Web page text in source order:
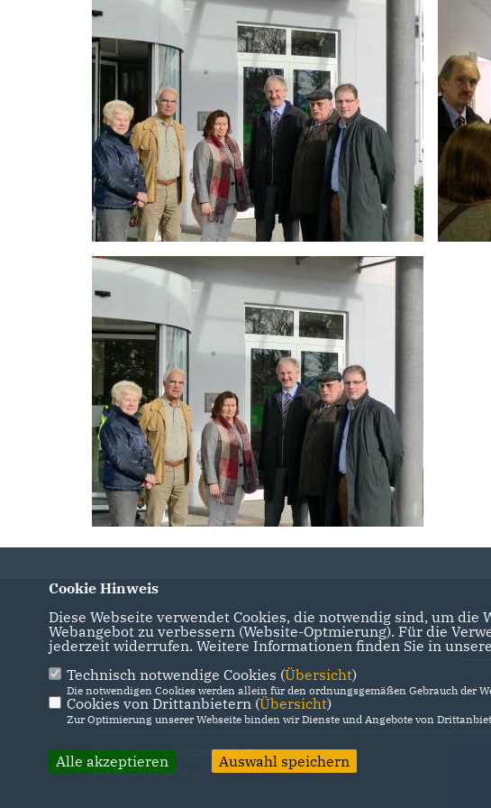
IMPRESSUM DATENSCHUTZ KONTAKT
@2026 Joachim Stünkel MdL a.D.
Alle Rechte vorbehalten.
Cookie Hinweis
Diese Webseite verwendet Cookies, die notwendig sind, um
Webangebot zu verbessern (Website-Optmierung). Für die
jederzeit widerrufen. Weitere Informationen finden Sie in
Technisch notwendige Cookies (Übersicht)
Die notwendigen Cookies werden allein für den ordnungsgemäßen Gebrauch der
Cookies von Drittanbietern (Übersicht)
Zur Optimierung unserer Webseite binden wir Dienste und Angebote von
Alle akzeptieren Auswahl speichern